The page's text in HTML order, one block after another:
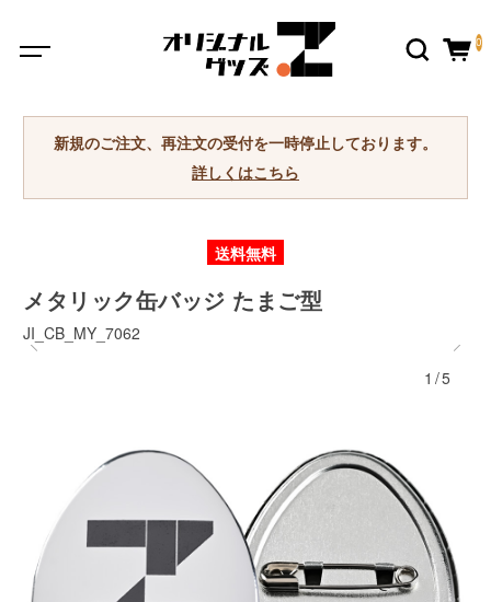
0
新規のご注文、再注文の受付を一時停止しております。
詳しくはこちら
送料無料
メタリック缶バッジ たまご型
JI_CB_MY_7062
1/5